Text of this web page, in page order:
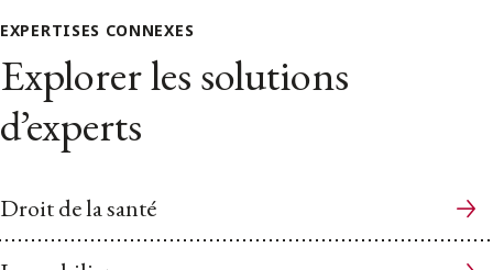
EXPERTISES CONNEXES
Explorer les solutions
d’experts
Droit de la santé